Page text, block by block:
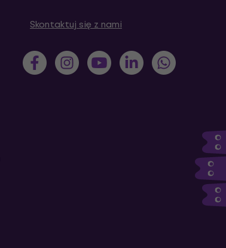
Skontaktuj się z nami